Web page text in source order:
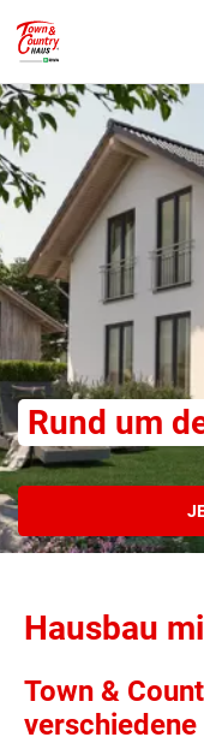
Rund um
Hausbau
Town &
Wonach